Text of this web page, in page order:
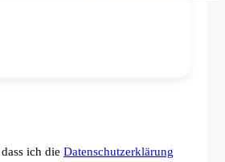
ich die Datenschutzerklärung